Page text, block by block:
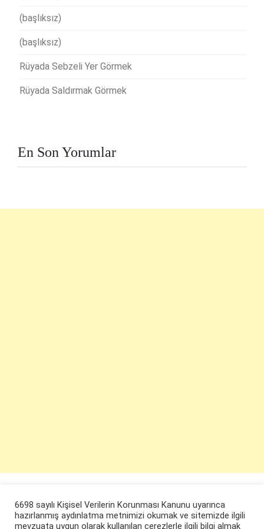
(başlıksız)
(başlıksız)
Rüyada Sebzeli Yer Görmek
Rüyada Saldırmak Görmek
En Son Yorumlar
6698 sayılı Kişisel Verilerin Korunması Kanunu uyarınca
hazırlanmış aydınlatma metnimizi okumak ve sitemizde ilgili
mevzuata uygun olarak kullanılan çerezlerle ilgili bilgi almak